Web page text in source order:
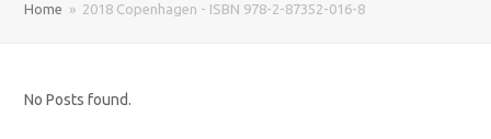
Home » 2018 Copenhagen - ISBN 978-2-87352-016-8
No Posts found.